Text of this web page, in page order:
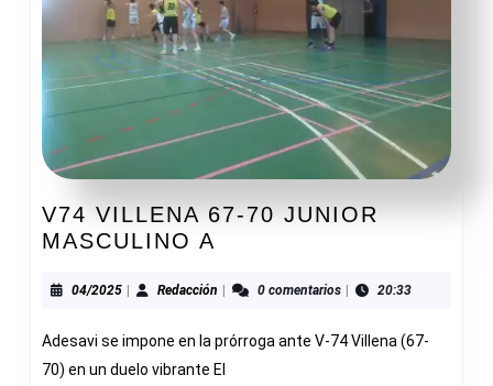
V74 VILLENA 67-70 JUNIOR
MASCULINO A
67-
JUNIOR
MASCULINO
04/202504/2025Redacción Redacción0 comentarios 20:33
Adesavi se impone en la prórroga ante V-74 Villena (67-
70) en un duelo vibrante El